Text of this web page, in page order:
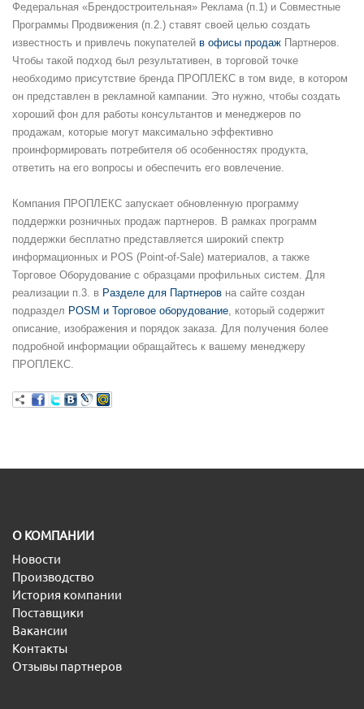
Федеральная «Брендостроительная» Реклама (п.1) и Совместные
Программы Продвижения (п.2.) ставят своей целью создать
известность и привлечь покупателей в офисы продаж Партнеров.
Чтобы такой подход был результативен, в торговой точке
необходимо присутствие бренда ПРОПЛЕКС в том виде, в котором
он представлен в рекламной кампании. Это нужно, чтобы создать
хороший фон для работы консультантов и менеджеров по
продажам, которые могут максимально эффективно
проинформировать потребителя об особенностях продукта,
ответить на его вопросы и обеспечить его вовлечение.
Компания ПРОПЛЕКС запускает обновленную программу
поддержки розничных продаж партнеров. В рамках программ
поддержки бесплатно представляется широкий спектр
информационных и POS (Point-of-Sale) материалов, а также
Торговое Оборудование с образцами профильных систем. Для
реализации п.3. в Разделе для Партнеров на сайте создан
подраздел POSM и Торговое оборудование, который содержит
описание, изображения и порядок заказа. Для получения более
подробной информации обращайтесь к вашему менеджеру
ПРОПЛЕКС.
O КОМПАНИИ
Новости
Производство
История компании
Поставщики
Вакансии
Контакты
Отзывы партнеров